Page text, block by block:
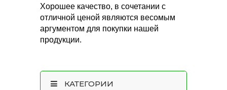
Хорошее качество, в сочетании с
отличной ценой являются весомым
аргументом для покупки нашей
продукции.
КАТЕГОРИИ